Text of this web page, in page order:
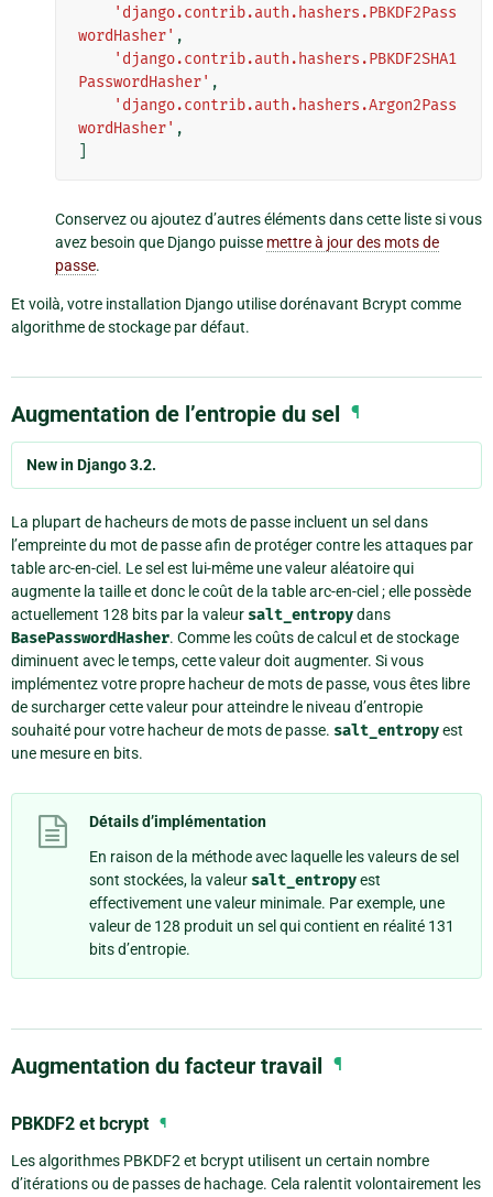
'django.contrib.auth.hashers.PBKDF2Pass
wordHasher' ,
'django.contrib.auth.hashers.PBKDF2SHA1
PasswordHasher' ,
'django.contrib.auth.hashers.Argon2Pass
wordHasher' ,
Conservez ou ajoutez d’autres éléments dans cette liste si vous
avez besoin que Django puisse mettre à jour des mots de
passe.
Et voilà, votre installation Django utilise dorénavant Bcrypt comme
algorithme de stockage par défaut.
Augmentation de l’entropie du sel ¶
New in Django 3.2.
La plupart de hacheurs de mots de passe incluent un sel dans
l’empreinte du mot de passe afin de protéger contre les attaques par
table arc-en-ciel. Le sel est lui-même une valeur aléatoire qui
augmente la taille et donc le coût de la table arc-en-ciel ; elle possède
actuellement 128 bits par la valeur salt_entropydans
BasePasswordHasher. Comme les coûts de calcul et de stockage
diminuent avec le temps, cette valeur doit augmenter. Si vous
implémentez votre propre hacheur de mots de passe, vous êtes libre
de surcharger cette valeur pour atteindre le niveau d’entropie
souhaité pour votre hacheur de mots de passe. salt_entropyest
une mesure en bits.
Détails d’implémentation
En raison de la méthode avec laquelle les valeurs de sel
sont stockées, la valeur salt_entropyest
effectivement une valeur minimale. Par exemple, une
valeur de 128 produit un sel qui contient en réalité 131
bits d’entropie.
Augmentation du facteur travail ¶
PBKDF2 et bcrypt ¶
Les algorithmes PBKDF2 et bcrypt utilisent un certain nombre
d’itérations ou de passes de hachage. Cela ralentit volontairement les